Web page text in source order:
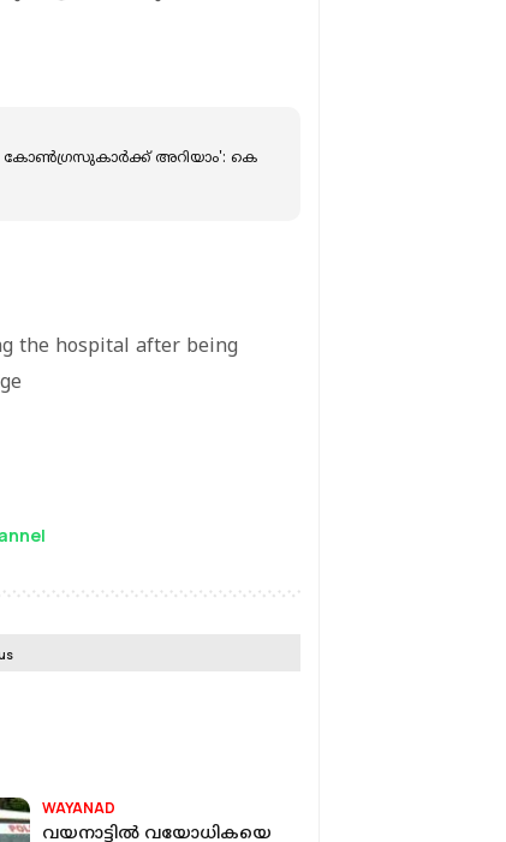
കോണ്‍ഗ്രസുകാര്‍ക്ക് അറിയാം': കെ
the hospital after being
WAYANAD
വയനാട്ടിൽ വയോധികയെ